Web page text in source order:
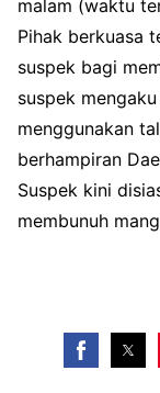
malam (waktu
Pihak berkuasa
suspek bagi
suspek
menggunakan
berhampiran
Suspek kini
membunuh